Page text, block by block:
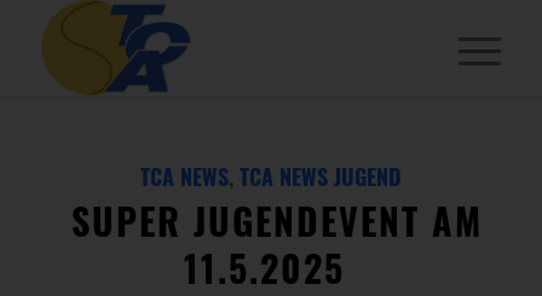
TCA NEWS, TCA NEWS JUGEND
SUPER JUGENDEVENT AM
11.5.2025